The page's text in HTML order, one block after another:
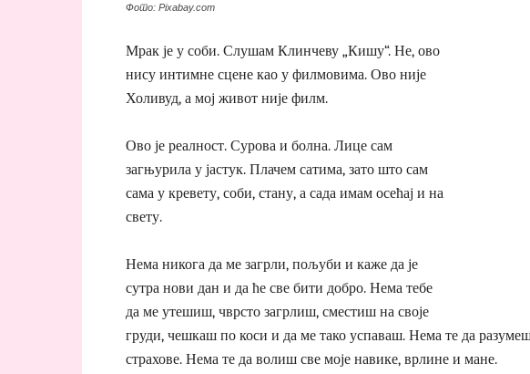
Фото: Pixabay.com
Мрак је у соби. Слушам Клинчеву „Кишу“. Не, ово
нису интимне сцене као у филмовима. Ово није
Холивуд, а мој живот није филм.
Ово је реалност. Сурова и болна. Лице сам
загњурила у јастук. Плачем сатима, зато што сам
сама у кревету, соби, стану, а сада имам осећај и на
свету.
Нема никога да ме загрли, пољуби и каже да је
сутра нови дан и да ће све бити добро. Нема тебе
да ме утешиш, чврсто загрлиш, сместиш на своје
груди, чешкаш по коси и да ме тако успаваш. Нема те да
страхове. Нема те да волиш све моје навике, врлине и мане.